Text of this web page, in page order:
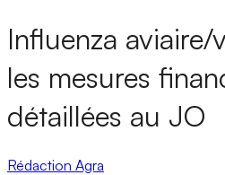
Influenza aviaire/
les mesures
détaillées au JO
Rédaction Agra